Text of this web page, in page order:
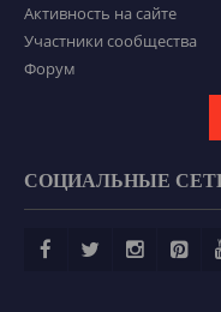
Активность на сайте
Участники сообщества
Форум
СОЦИАЛЬНЫЕ